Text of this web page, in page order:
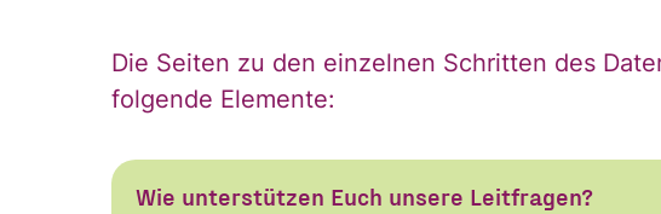
Die Seiten zu den einzelnen Schritten des
folgende Elemente:
Wie unterstützen Euch unsere Leitfragen?
direkt in
Postfach: